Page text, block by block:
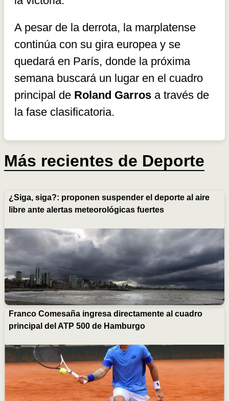
A pesar de la derrota, la marplatense
continúa con su gira europea y se
quedará en París, donde la próxima
semana buscará un lugar en el cuadro
principal de Roland Garros a través de
la fase clasificatoria.
Más recientes de Deporte
¿Siga, siga?: proponen suspender el deporte al aire
libre ante alertas meteorológicas fuertes
Franco Comesaña ingresa directamente al cuadro
principal del ATP 500 de Hamburgo